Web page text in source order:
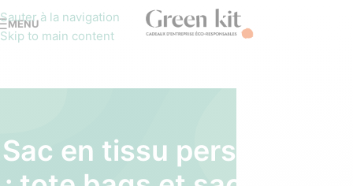
Sauter à la navigation
Skip to main content
MENU
Sac en tissu personnalisé